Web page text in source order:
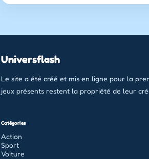
Universflash
Le site a été créé et mis en ligne pour la
jeux présents restent la propriété de leur
Catégories
Action
Sport
Voiture